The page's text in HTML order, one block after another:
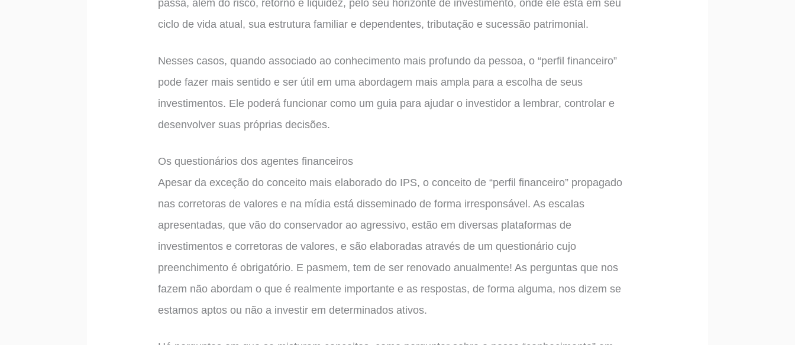
passa, além do risco, retorno e liquidez, pelo seu horizonte de investimento, onde ele está em seu
ciclo de vida atual, sua estrutura familiar e dependentes, tributação e sucessão patrimonial.
Nesses casos, quando associado ao conhecimento mais profundo da pessoa, o “perfil financeiro”
pode fazer mais sentido e ser útil em uma abordagem mais ampla para a escolha de seus
investimentos. Ele poderá funcionar como um guia para ajudar o investidor a lembrar, controlar e
desenvolver suas próprias decisões.
Os questionários dos agentes financeiros
Apesar da exceção do conceito mais elaborado do IPS, o conceito de “perfil financeiro” propagado
nas corretoras de valores e na mídia está disseminado de forma irresponsável. As escalas
apresentadas, que vão do conservador ao agressivo, estão em diversas plataformas de
investimentos e corretoras de valores, e são elaboradas através de um questionário cujo
preenchimento é obrigatório. E pasmem, tem de ser renovado anualmente! As perguntas que nos
fazem não abordam o que é realmente importante e as respostas, de forma alguma, nos dizem se
estamos aptos ou não a investir em determinados ativos.